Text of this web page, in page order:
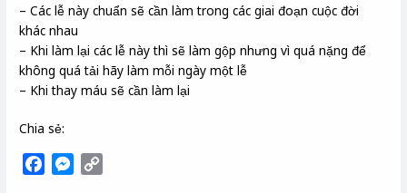
– Các lễ này chuẩn sẽ cần làm trong các giai đoạn cuộc đời
khác nhau
– Khi làm lại các lễ này thì sẽ làm gộp nhưng vì quá nặng để
không quá tải hãy làm mỗi ngày một lễ
– Khi thay máu sẽ cần làm lại
Chia sẻ:
M